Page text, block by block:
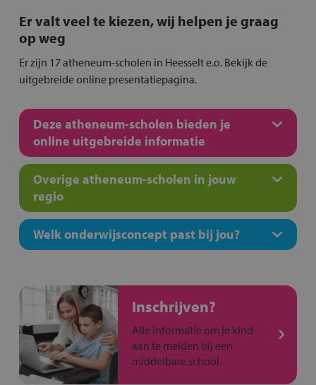
Er valt veel te kiezen, wij helpen je graag
op weg
Er zijn 17 atheneum-scholen in Heesselt e.o. Bekijk de
uitgebreide online presentatiepagina.
Deze atheneum-scholen bieden je
online uitgebreide informatie
Overige atheneum-scholen in jouw
regio
Welk onderwijsconcept past bij jou?
Inschrijven?
Alle informatie om je kind
aan te melden bij een
middelbare school.